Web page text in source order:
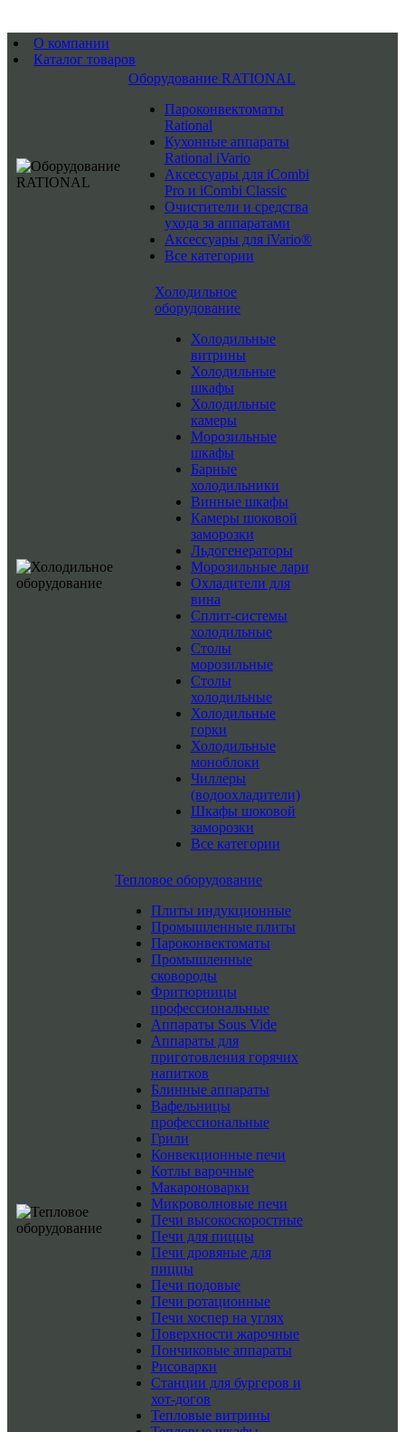
О компании
Каталог товаров
Оборудование RATIONAL
Пароконвектоматы
Rational
Кухонные аппараты
Rational iVario
Аксессуары для iCombi
Pro и iCombi Classic
Очистители и средства
ухода за аппаратами
Аксессуары для iVario®
Все категории
Холодильное
оборудование
Холодильные
витрины
Холодильные
шкафы
Холодильные
камеры
Морозильные
шкафы
Барные
холодильники
Винные шкафы
Камеры шоковой
заморозки
Льдогенераторы
Морозильные лари
Охладители для
вина
Сплит-системы
холодильные
Столы
морозильные
Столы
холодильные
Холодильные
горки
Холодильные
моноблоки
Чиллеры
(водоохладители)
Шкафы шоковой
заморозки
Все категории
Тепловое оборудование
Плиты индукционные
Промышленные плиты
Пароконвектоматы
Промышленные
сковороды
Фритюрницы
профессиональные
Аппараты Sous Vide
Аппараты для
приготовления горячих
напитков
Блинные аппараты
Вафельницы
профессиональные
Грили
Конвекционные печи
Котлы варочные
Макароноварки
Микроволновые печи
Печи высокоскоростные
Печи для пиццы
Печи дровяные для
пиццы
Печи подовые
Печи ротационные
Печи хоспер на углях
Поверхности жарочные
Пончиковые аппараты
Рисоварки
Станции для бургеров и
хот-догов
Тепловые витрины